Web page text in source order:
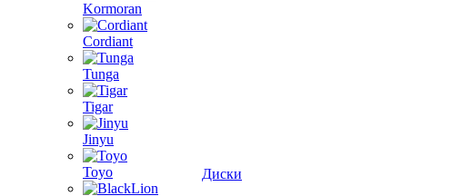
Kormoran
Cordiant
Tunga
Tigar
Jinyu
Toyo
Диски